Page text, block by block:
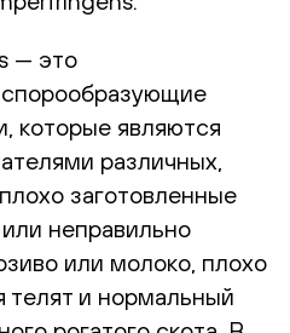
— это
которые являются
различных,
заготовленные
неправильно
или молоко, плохо
телят и нормальный